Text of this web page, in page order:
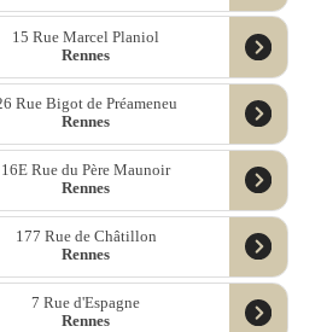
15 Rue Marcel Planiol
Rennes
Rue Bigot de Préameneu
Rennes
16E Rue du Père Maunoir
Rennes
177 Rue de Châtillon
Rennes
7 Rue d'Espagne
Rennes